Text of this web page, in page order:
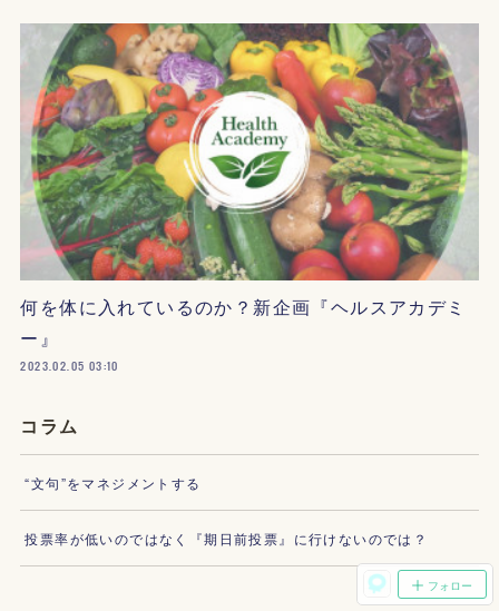
何を体に入れているのか？新企画『ヘルスアカデミ
ー』
2023.02.05 03:10
コラム
“文句”をマネジメントする
投票率が低いのではなく『期日前投票』に行けないのでは？
フォロー